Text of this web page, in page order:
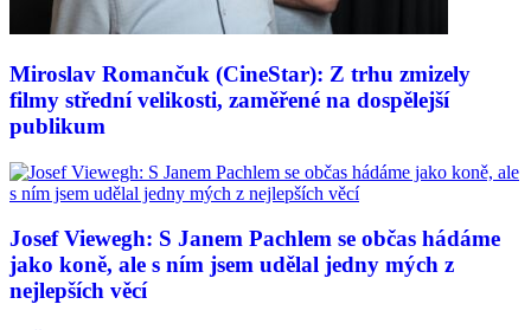
Miroslav Romančuk (CineStar): Z trhu zmizely
filmy střední velikosti, zaměřené na dospělejší
publikum
Josef Viewegh: S Janem Pachlem se občas hádáme
jako koně, ale s ním jsem udělal jedny mých z
nejlepších věcí